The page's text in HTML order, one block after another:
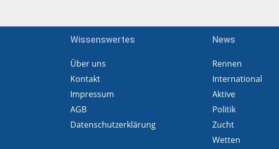
Wissenswertes
Über uns
Kontakt
Impressum
AGB
Datenschutzerklärung
News
Rennen
International
Aktive
Politik
Zucht
Wetten